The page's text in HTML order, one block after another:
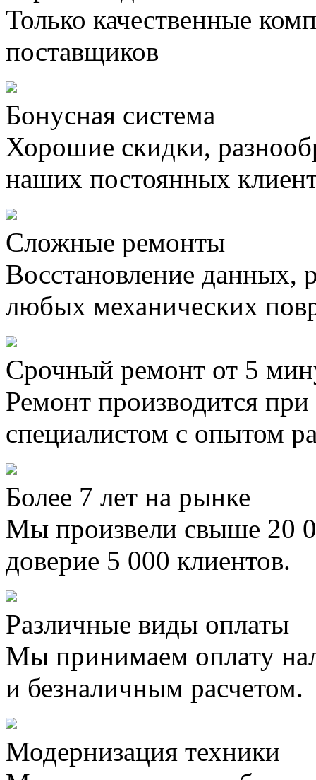
Только качественные
поставщиков
Бонусная система
Хорошие скидки,
наших постоянных
Сложные ремонты
Восстановление данных,
любых механических
Срочный ремонт от 5
Ремонт производится
специалистом с опытом
Более 7 лет на рынке
Мы произвели свыше 20
доверие 5 000 клиентов.
Различные виды оплаты
Мы принимаем оплату
и безналичным расчетом.
Модернизация техники